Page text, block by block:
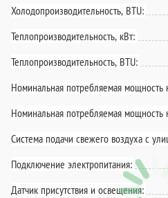
Холодопроизводительность, BTU:
Теплопроизводительность, кВт:
Теплопроизводительность, BTU:
Номинальная потребляемая
Номинальная потребляемая мощность
Система подачи свежего воздуха с
Подключение электропитания:
Датчик присутствия и освещения: